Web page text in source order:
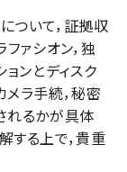
ついて，証拠収
ァシオン，独
ンとディスク
ラ手続，秘密
れるかが具体
する上で，貴重